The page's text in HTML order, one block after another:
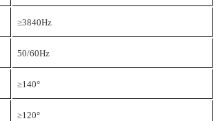
≥3840Hz
50/60Hz
≥140°
≥120°